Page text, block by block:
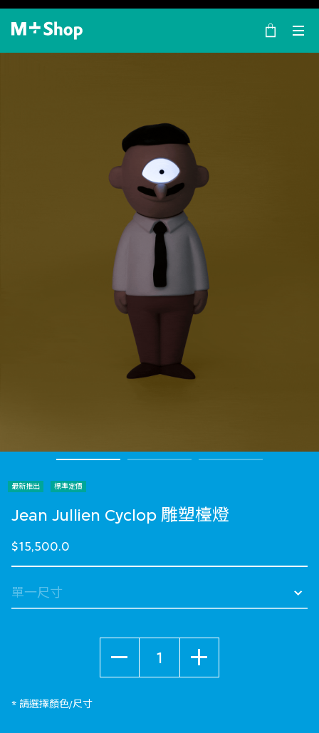
×
M+ Shop
最新推出 標準定價
Jean Jullien Cyclop 雕塑檯燈
$15,500.0
* 請選擇顏色/尺寸